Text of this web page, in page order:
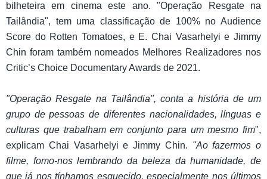
bilheteira em cinema este ano. "Operação Resgate na
Tailândia", tem uma classificação de 100% no Audience
Score do Rotten Tomatoes, e E. Chai Vasarhelyi e Jimmy
Chin foram também nomeados Melhores Realizadores nos
Critic’s Choice Documentary Awards de 2021.
"Operação Resgate na Tailândia", conta a história de um
grupo de pessoas de diferentes nacionalidades, línguas e
culturas que trabalham em conjunto para um mesmo fim",
explicam Chai Vasarhelyi e Jimmy Chin. "Ao fazermos o
filme, fomo-nos lembrando da beleza da humanidade, de
que já nos tínhamos esquecido, especialmente nos últimos